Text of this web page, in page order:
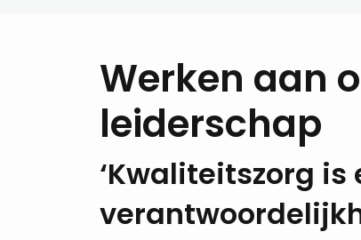
Werken aan
leiderschap
‘Kwaliteitszorg is